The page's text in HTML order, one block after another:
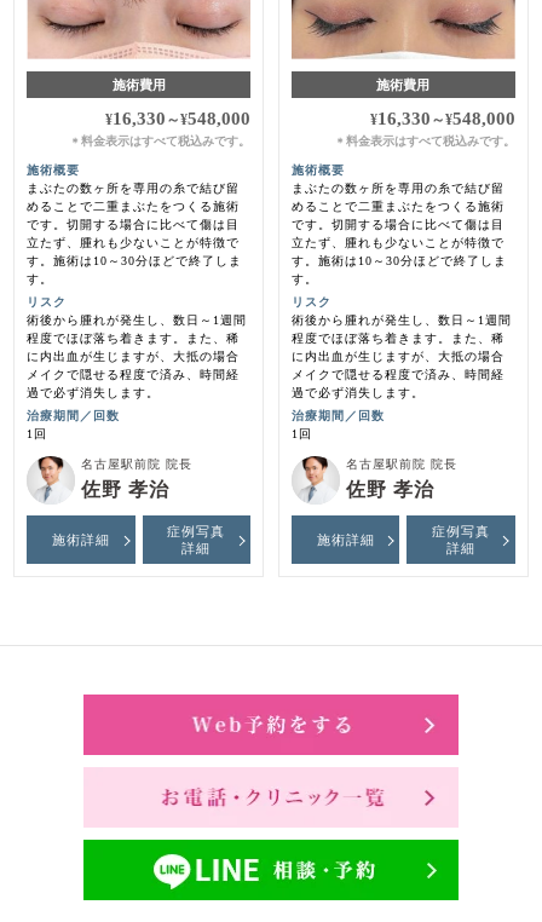
施術費用
¥16,330 ～¥548,000
＊料金表示はすべて税込みです。
施術概要
まぶたの数ヶ所を専用の糸で結び留
めることで二重まぶたをつくる施術
です。切開する場合に比べて傷は目
立たず、腫れも少ないことが特徴で
す。施術は10～30分ほどで終了しま
す。
リスク
術後から腫れが発生し、数日～1週間
程度でほぼ落ち着きます。また、稀
に内出血が生じますが、大抵の場合
メイクで隠せる程度で済み、時間経
過で必ず消失します。
治療期間／回数
1回
名古屋駅前院 院長
佐野 孝治
施術詳細
症例写真
詳細
施術費用
¥16,330 ～¥548,000
＊ 料金表示はすべて税込みです。
施術概要
まぶたの数ヶ所を専用の糸で結び留
めることで二重まぶたをつくる施術
です。切開する場合に比べて傷は目
立たず、腫れも少ないことが特徴で
す。施術は10～30分ほどで終了しま
す。
リスク
術後から腫れが発生し、数日～1週間
程度でほぼ落ち着きます。また、稀
に内出血が生じますが、大抵の場合
メイクで隠せる程度で済み、時間経
過で必ず消失します。
治療期間／回数
1回
名古屋駅前院 院長
佐野 孝治
施術詳細
症例写真
詳細